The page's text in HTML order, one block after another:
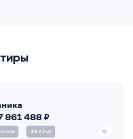
861 488 ₽
48.32 м2